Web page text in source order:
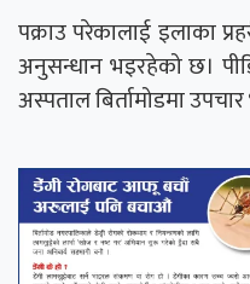
पक्राउ परेकालाई इलाका
अनुसन्धान भइरहेको छ।
अस्पताल बिर्तामोडमा